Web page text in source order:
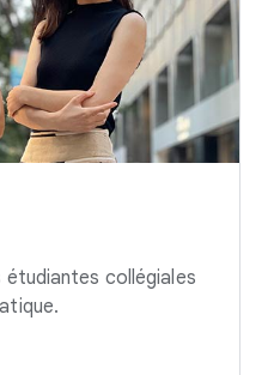
étudiantes collégiales